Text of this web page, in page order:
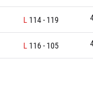
L 114- 119
L 116- 105